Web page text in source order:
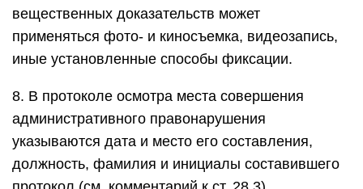
вещественных доказательств может
применяться фото- и киносъемка, видеозапись,
иные установленные способы фиксации.
8. В протоколе осмотра места совершения
административного правонарушения
указываются дата и место его составления,
должность, фамилия и инициалы составившего